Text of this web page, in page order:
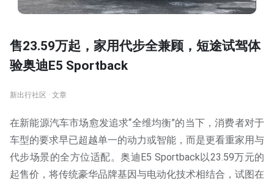
售23.59万起，家用代步全兼顾，短途试驾体
验奥迪E5 Sportback
新出行社区 · 文章
在新能源汽车市场愈发追求“全维均衡”的当下，消费者对于
车型的要求早已超越单一的动力或智能，而是更看重家用与
代步场景的全方位适配。奥迪E5 Sportback以23.59万元的
起售价，将传统豪华品牌基因与电动化技术相结合，试图在